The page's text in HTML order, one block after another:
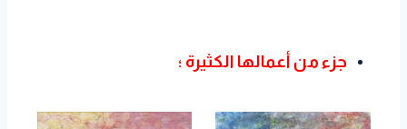
جزء من أعمالها الكثيرة ؛